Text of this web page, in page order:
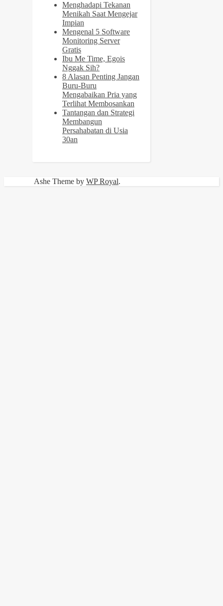
Menghadapi Tekanan
Menikah Saat Mengejar
Impian
Mengenal 5 Software
Monitoring Server
Gratis
Ibu Me Time, Egois
Nggak Sih?
8 Alasan Penting Jangan
Buru-Buru
Mengabaikan Pria yang
Terlihat Membosankan
Tantangan dan Strategi
Membangun
Persahabatan di Usia
30an
Ashe Theme by WP Royal.